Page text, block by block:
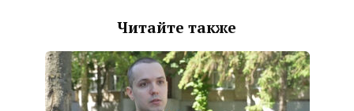
Читайте также